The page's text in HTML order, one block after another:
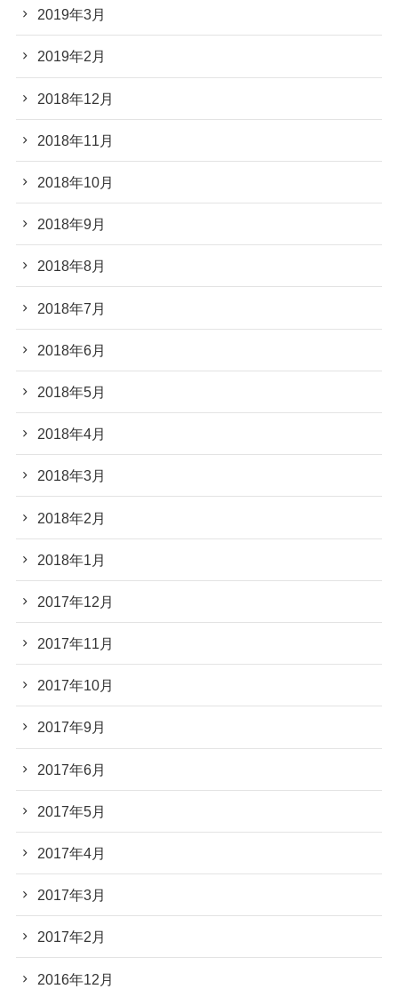
2019年3月
2019年2月
2018年12月
2018年11月
2018年10月
2018年9月
2018年8月
2018年7月
2018年6月
2018年5月
2018年4月
2018年3月
2018年2月
2018年1月
2017年12月
2017年11月
2017年10月
2017年9月
2017年6月
2017年5月
2017年4月
2017年3月
2017年2月
2016年12月